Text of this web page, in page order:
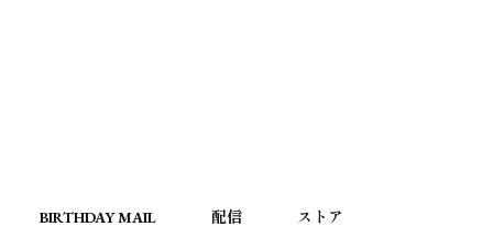
BIRTHDAY MAIL 配信 ストア